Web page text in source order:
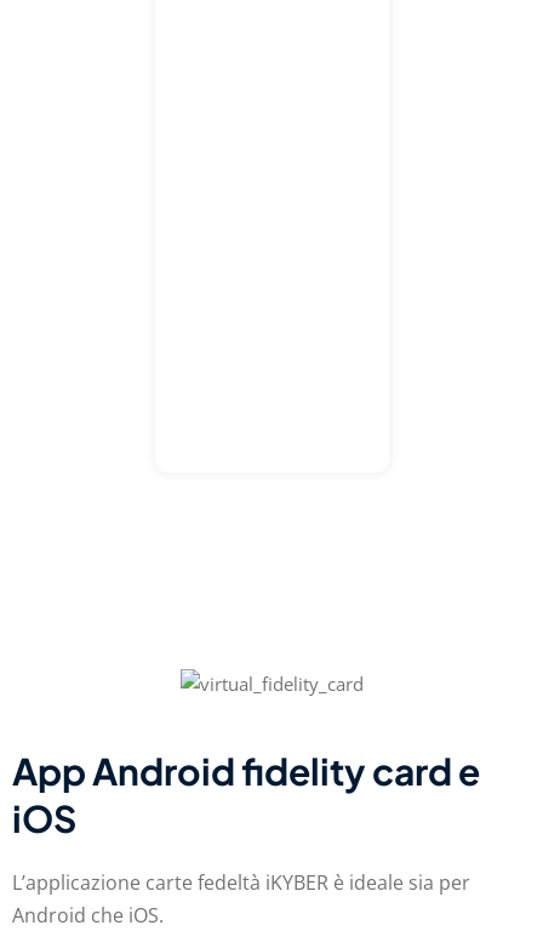
App Android fidelity card e
iOS
L’applicazione carte fedeltà iKYBER è ideale sia per
Android che iOS.